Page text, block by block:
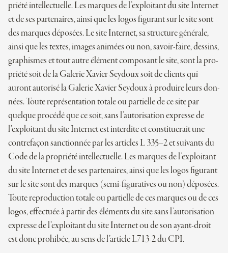
priété intel­lec­tuelle. Les marques de l’exploitant du site Inter­net
et de ses par­te­naires, ainsi que les logos figu­rant sur le site sont
des marques dépo­sées. Le site Inter­net, sa struc­ture géné­rale,
ainsi que les textes, images ani­mées ou non, savoir-faire, des­sins,
gra­phismes et tout autre élément com­po­sant le site, sont la pro­
priété soit de la Galerie Xavier Seydoux soit de clients qui
auront auto­risé la Galerie Xavier Seydoux à pro­duire leurs don­
nées. Toute repré­sen­ta­tion totale ou par­tielle de ce site par
quelque pro­cédé que ce soit, sans l’autorisation expresse de
l’exploitant du site Inter­net est inter­dite et consti­tue­rait une
contre­façon sanc­tion­née par les articles L 335–2 et sui­vants du
Code de la pro­priété intel­lec­tuelle. Les marques de l’exploitant
du site Inter­net et de ses par­te­naires, ainsi que les logos figu­rant
sur le site sont des marques (semi-figuratives ou non) dépo­sées.
Toute repro­duc­tion totale ou par­tielle de ces marques ou de ces
logos, effec­tuée à par­tir des éléments du site sans l’autorisation
expresse de l’exploitant du site Inter­net ou de son ayant-droit
est donc pro­hi­bée, au sens de l’articleL713-2duCPI.